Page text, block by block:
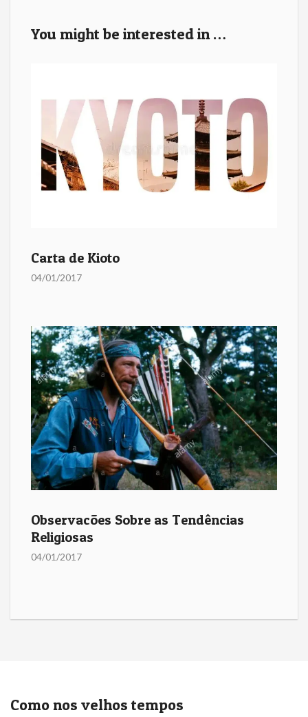
o
er
You might be interested in …
Carta de Kioto
04/01/2017
Observacões Sobre as Tendências
Religiosas
04/01/2017
Como nos velhos tempos